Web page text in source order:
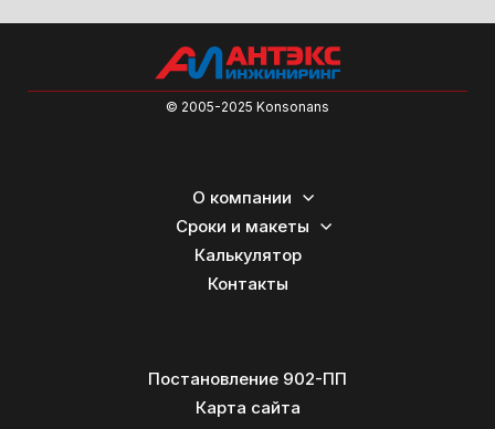
© 2005-2025 Konsonans
О компании
Сроки и макеты
Калькулятор
Контакты
Постановление 902-ПП
Карта сайта